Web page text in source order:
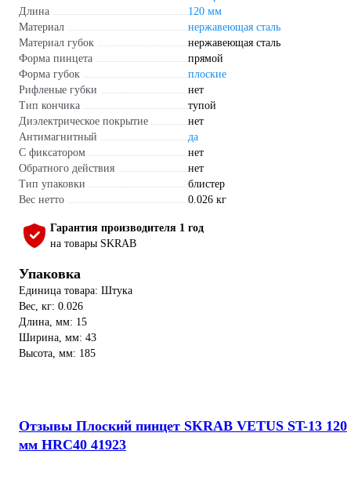
Длина
120 мм
Материал
нержавеющая сталь
Материал губок
нержавеющая сталь
Форма пинцета
прямой
Форма губок
плоские
Рифленые губки
нет
Тип кончика
тупой
Диэлектрическое покрытие
нет
Антимагнитный
да
С фиксатором
нет
Обратного действия
нет
Тип упаковки
блистер
Вес нетто
0.026 кг
Гарантия производителя 1 год
на товары SKRAB
Упаковка
Единица товара: Штука
Вес, кг: 0.026
Длина, мм: 15
Ширина, мм: 43
Высота, мм: 185
Отзывы Плоский пинцет SKRAB VETUS ST-13 120
мм HRC40 41923